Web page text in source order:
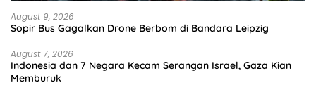
August 9, 2026
Sopir Bus Gagalkan Drone Berbom di Bandara Leipzig
August 7, 2026
Indonesia dan 7 Negara Kecam Serangan Israel, Gaza Kian
Memburuk